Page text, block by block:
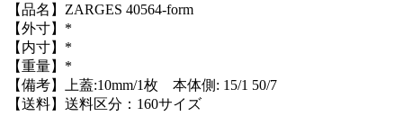
【品名】ZARGES 40564-form
【外寸】*
【内寸】*
【重量】*
【備考】上蓋:10mm/1枚 本体側: 15/1 50/7
【送料】送料区分：160サイズ